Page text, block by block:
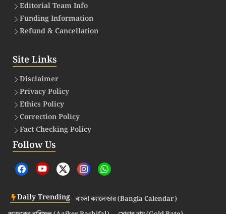
Editorial Team Info
Funding Information
Refund & Cancellation
Site Links
Disclaimer
Privacy Policy
Ethics Policy
Correction Policy
Fact Checking Policy
Follow Us
Daily Trending বাংলা ক্যালেন্ডার (Bangla Calendar)